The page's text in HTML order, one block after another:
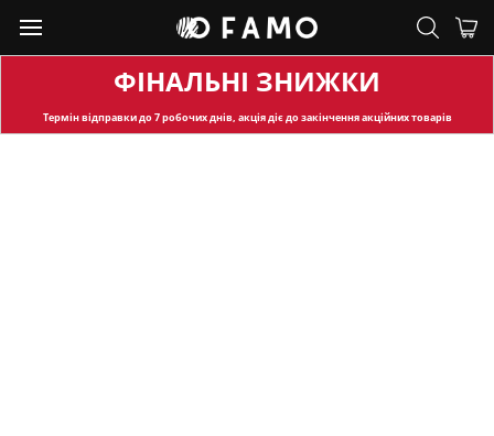
ФІНАЛЬНІ ЗНИЖКИ
Термін відправкидо 7 робочих днів, акція діє до закінчення акційних товарів